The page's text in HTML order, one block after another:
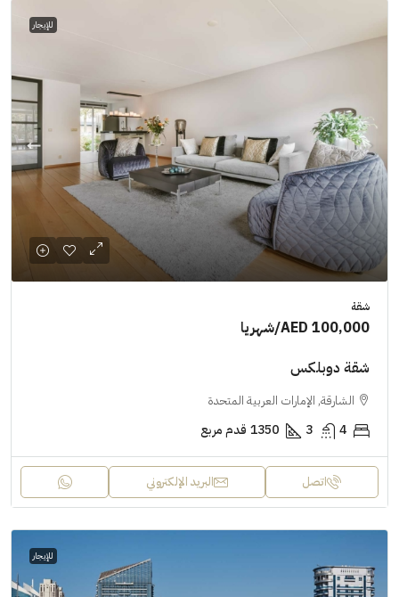
للإيجار
شقة
AED 100,000/شهريا
شقة دوبلكس
الشارقة, الإمارات العربية المتحدة
4
3
1350 قدم مربع
اتصل البريد الإلكتروني
للإيجار